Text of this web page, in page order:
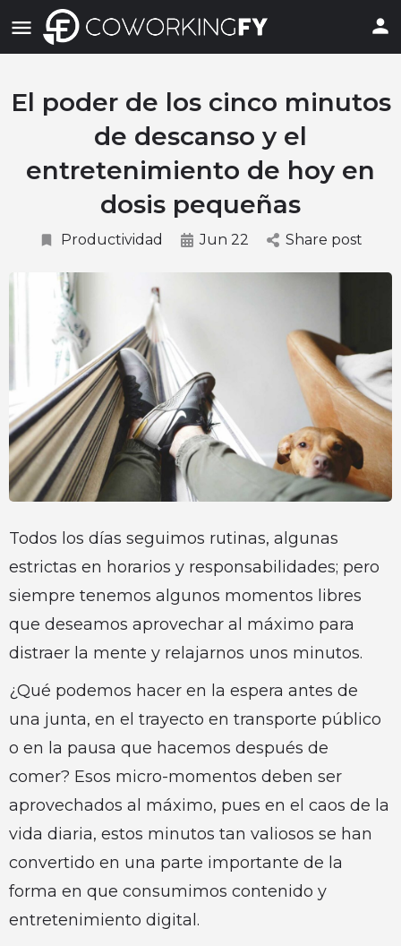
El poder de los cinco minutos
de descanso y el
entretenimiento de hoy en
dosis pequeñas
Productividad Jun 22 Share post
Todos los días seguimos rutinas, algunas
estrictas en horarios y responsabilidades; pero
siempre tenemos algunos momentos libres
que deseamos aprovechar al máximo para
distraer la mente y relajarnos unos minutos.
¿Qué podemos hacer en la espera antes de
una junta, en el trayecto en transporte público
o en la pausa que hacemos después de
comer? Esos micro-momentos deben ser
aprovechados al máximo, pues en el caos de la
vida diaria, estos minutos tan valiosos se han
convertido en una parte importante de la
forma en que consumimos contenido y
entretenimiento digital.